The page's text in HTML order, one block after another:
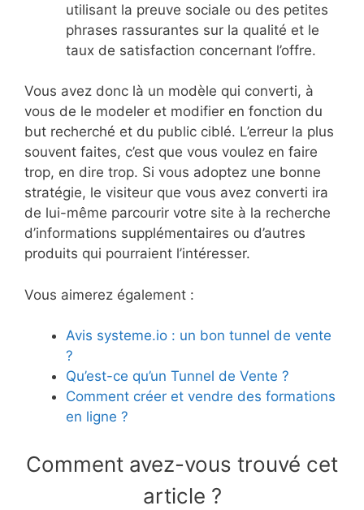
utilisant la preuve sociale ou des petites
phrases rassurantes sur la qualité et le
taux de satisfaction concernant l’offre.
Vous avez donc là un modèle qui converti, à
vous de le modeler et modifier en fonction du
but recherché et du public ciblé. L’erreur la plus
souvent faites, c’est que vous voulez en faire
trop, en dire trop. Si vous adoptez une bonne
stratégie, le visiteur que vous avez converti ira
de lui-même parcourir votre site à la recherche
d’informations supplémentaires ou d’autres
produits qui pourraient l’intéresser.
Vous aimerez également :
Avis systeme.io : un bon tunnel de vente
?
Qu’est-ce qu’un Tunnel de Vente ?
Comment créer et vendre des formations
en ligne ?
Comment avez-vous trouvé cet
article ?